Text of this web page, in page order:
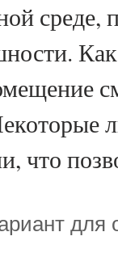
среде,
Как
что
для